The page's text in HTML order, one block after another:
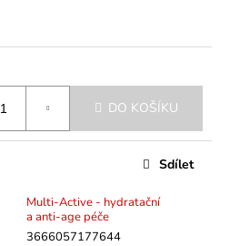
DO KOŠÍKU
Multi-Active - hydratační
a anti-age péče
3666057177644
Sdílet